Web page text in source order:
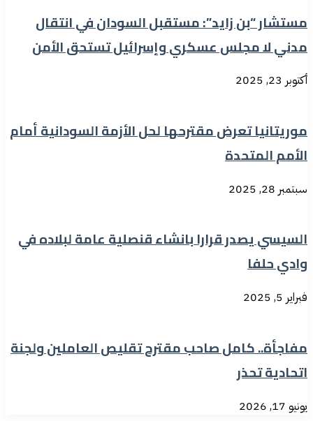
مستشار “بن زايد”: مستقبل السودان في انتقال
مدني لا مجلس عسكري وإسرائيل تستحق الأمن
أكتوبر 23, 2025
موريتانيا تعرض مقترحها لحل الأزمة السودانية أمام
الأمم المتحدة
سبتمبر 28, 2025
السيسي يصدر قرارا بانشاء قنصلية عامة لبلاده في
وادي حلفا
فبراير 5, 2025
مفاجأة.. كامل صاحب مقترح تقليص العاملين ولجنة
اتحادية تحذر
يونيو 17, 2026